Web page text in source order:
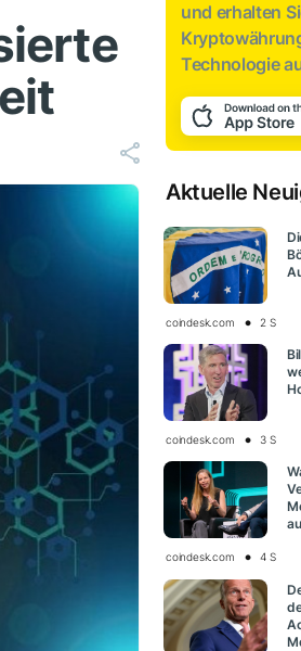
und erhalten
Technologie
Aktuelle
coindesk.com 2 S
coindesk.com 3 S
coindesk.com 4 S